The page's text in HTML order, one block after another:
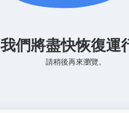
我們將盡快恢復運
請稍後再來瀏覽。